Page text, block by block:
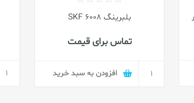
بلبرینگ 6008 SKF
تماس برای قیمت
افزودن به سبد خرید